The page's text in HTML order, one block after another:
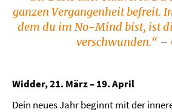
ganzen Vergangenheit befreit.
dem du im No-Mind bist, ist
verschwunden.“ –
Widder, 21. März – 19. April
Dein neues Jahr beginnt mit der